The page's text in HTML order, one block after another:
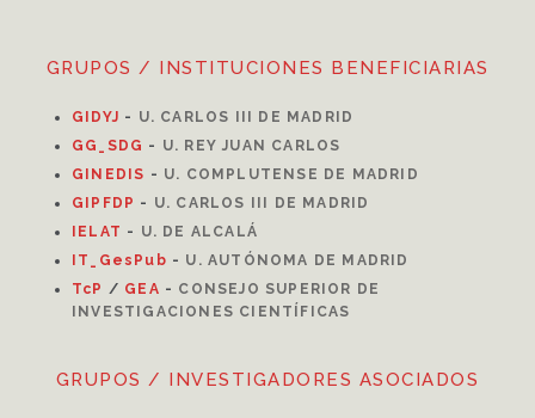
GRUPOS / INSTITUCIONES BENEFICIARIAS
GIDYJ - U. CARLOS III DE MADRID
GG_SDG - U. REY JUAN CARLOS
GINEDIS - U. COMPLUTENSE DE MADRID
GIPFDP - U. CARLOS III DE MADRID
I ELAT - U. DE ALCALÁ
IT_GesPub - U. AUTÓNOMA DE MADRID
TcP / GEA - CONSEJO SUPERIOR DE
INVESTIGACIONES CIENTÍFICAS
GRUPOS / INVESTIGADORES ASOCIADOS